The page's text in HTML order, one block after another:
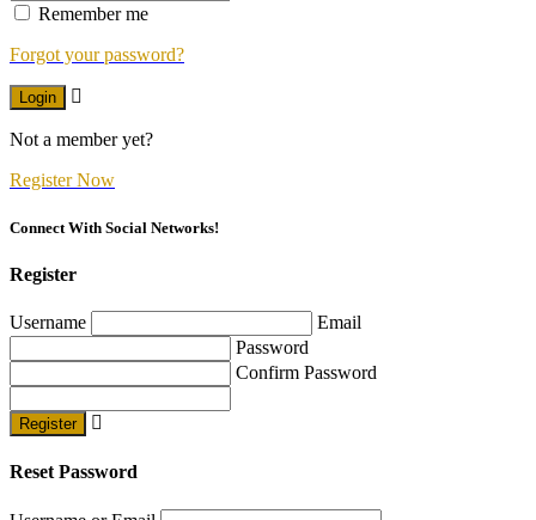
Remember me
Forgot your password?
Login
Not a member yet?
Register Now
Connect With Social Networks!
Register
Username
Email
Password
Confirm Password
Register
Reset Password